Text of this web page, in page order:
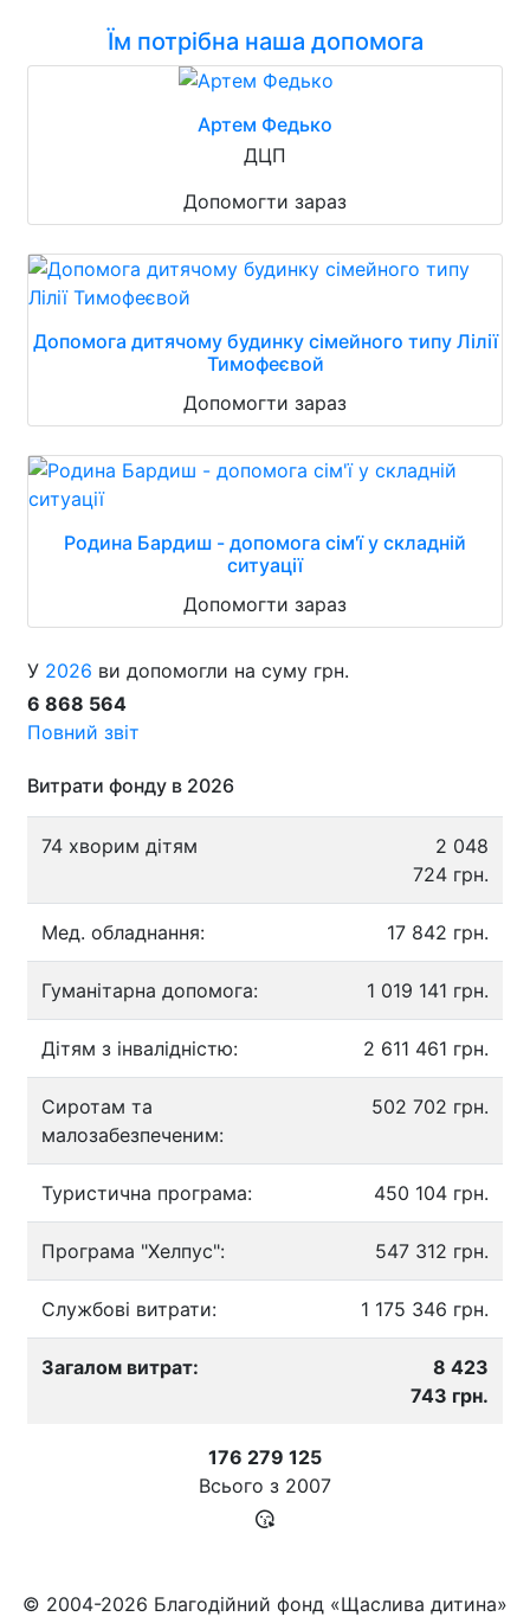
Їм потрібна наша допомога
Артем Федько
ДЦП
Допомогти зараз
Допомога дитячому будинку сімейного типу Лілії
Тимофеєвой
Допомогти зараз
Родина Бардиш - допомога сім'ї у складній
ситуації
Допомогти зараз
У 2026 ви допомогли на суму грн.
6 868 564
Повний звіт
Витрати фонду в 2026
74 хворим дітям
2 048
724 грн.
Мед. обладнання: 17 842 грн.
Гуманітарна допомога: 1 019 141 грн.
Дітям з інвалідністю: 2 611 461 грн.
Сиротам та
малозабезпеченим:
502 702 грн.
Туристична програма: 450 104 грн.
Програма "Хелпус": 547 312 грн.
Службові витрати: 1 175 346 грн.
Загалом витрат:
8 423
743 грн.
176 279 125
Всього з 2007
© 2004-2026 Благодійний фонд «Щаслива дитина»